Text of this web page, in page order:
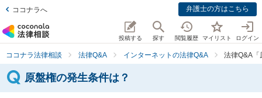
ココナラへ 弁護士の方はこちら
投稿する 探す 閲覧履歴 マイリスト ログイン
ココナラ法律相談 法律Q&A インターネットの法律Q&A 法律Q&A「
原盤権の発生条件は？